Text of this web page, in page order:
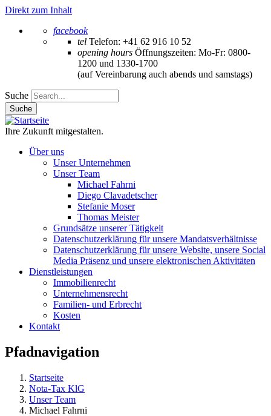
Direkt zum Inhalt
facebook
tel Telefon: +41 62 916 10 52
opening hours Öffnungszeiten: Mo-Fr: 0800-
1200 und 1330-1700
(auf Vereinbarung auch abends und samstags)
Suche
Ihre Zukunft mitgestalten.
Über uns
Unser Unternehmen
Unser Team
Michael Fahrni
Diego Clavadetscher
Stefanie Moser
Thomas Meister
Grundsätze unserer Tätigkeit
Datenschutzerklärung für unsere Mandatsverhältnisse
Datenschutzerklärung für unsere Website, unsere Social
Media Präsenz und unsere elektronischen Aktivitäten
Dienstleistungen
Immobilienrecht
Unternehmensrecht
Familien- und Erbrecht
Kosten
Kontakt
Pfadnavigation
Startseite
Nota-Tax KlG
Unser Team
Michael Fahrni